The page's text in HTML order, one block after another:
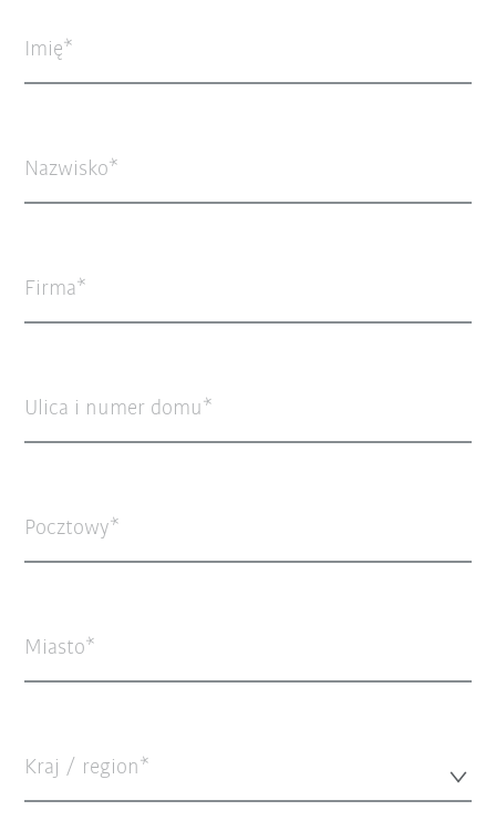
Imię
Nazwisko
Firma
Ulica i numer domu
Pocztowy
Miasto
Kraj / region*